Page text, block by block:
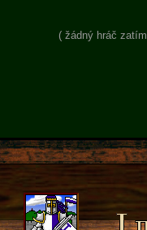
( žádný hráč